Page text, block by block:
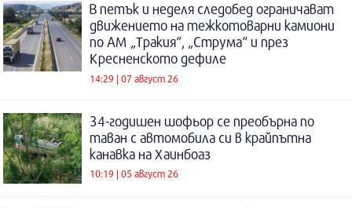
В петък и неделя следобед ограничават
движението на тежкотоварни камиони
по АМ „Тракия“, „Струма“ и през
Кресненското дефиле
14:29 | 07 август 26
34-годишен шофьор се преобърна по
таван с автомобила си в крайпътна
канавка на Хаинбоаз
10:19 | 05 август 26